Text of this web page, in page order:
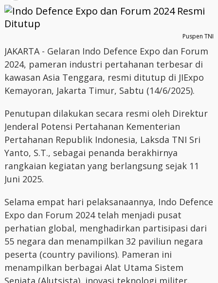
Puspen TNI
JAKARTA - Gelaran Indo Defence Expo dan Forum
2024, pameran industri pertahanan terbesar di
kawasan Asia Tenggara, resmi ditutup di JIExpo
Kemayoran, Jakarta Timur, Sabtu (14/6/2025).
Penutupan dilakukan secara resmi oleh Direktur
Jenderal Potensi Pertahanan Kementerian
Pertahanan Republik Indonesia, Laksda TNI Sri
Yanto, S.T., sebagai penanda berakhirnya
rangkaian kegiatan yang berlangsung sejak 11
Juni 2025.
Selama empat hari pelaksanaannya, Indo Defence
Expo dan Forum 2024 telah menjadi pusat
perhatian global, menghadirkan partisipasi dari
55 negara dan menampilkan 32 paviliun negara
peserta (country pavilions). Pameran ini
menampilkan berbagai Alat Utama Sistem
Senjata (Alutsista), inovasi teknologi militer,